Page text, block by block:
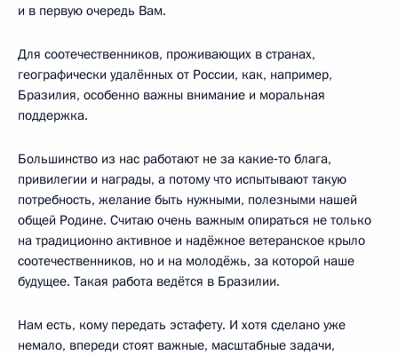
и в первую очередь Вам.
Для соотечественников, проживающих в странах,
географически удалённых от России, как, например,
Бразилия, особенно важны внимание и моральная
поддержка.
Большинство из нас работают не за какие‑то блага,
привилегии и награды, а потому что испытывают такую
потребность, желание быть нужными, полезными нашей
общей Родине. Считаю очень важным опираться не только
на традиционно активное и надёжное ветеранское крыло
соотечественников, но и на молодёжь, за которой наше
будущее. Такая работа ведётся в Бразилии.
Нам есть, кому передать эстафету. И хотя сделано уже
немало, впереди стоят важные, масштабные задачи,